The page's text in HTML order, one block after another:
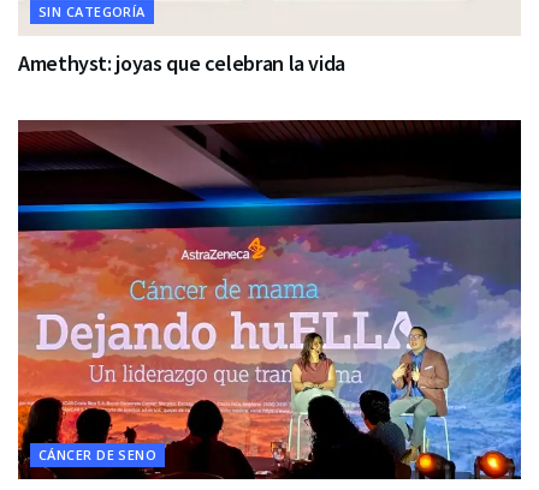
SIN CATEGORÍA
Amethyst: joyas que celebran la vida
CÁNCER DE SENO